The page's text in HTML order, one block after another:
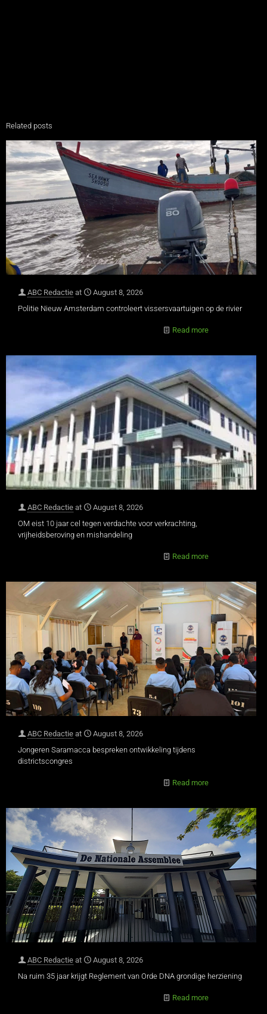
Related posts
ABC Redactie at
August 8, 2026
Politie Nieuw Amsterdam controleert vissersvaartuigen op de rivier
Read more
ABC Redactie at
August 8, 2026
OM eist 10 jaar cel tegen verdachte voor verkrachting,
vrijheidsberoving en mishandeling
Read more
ABC Redactie at
August 8, 2026
Jongeren Saramacca bespreken ontwikkeling tijdens
districtscongres
Read more
ABC Redactie at
August 8, 2026
Na ruim 35 jaar krijgt Reglement van Orde DNA grondige herziening
Read more